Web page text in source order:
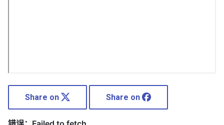
Share on Share on